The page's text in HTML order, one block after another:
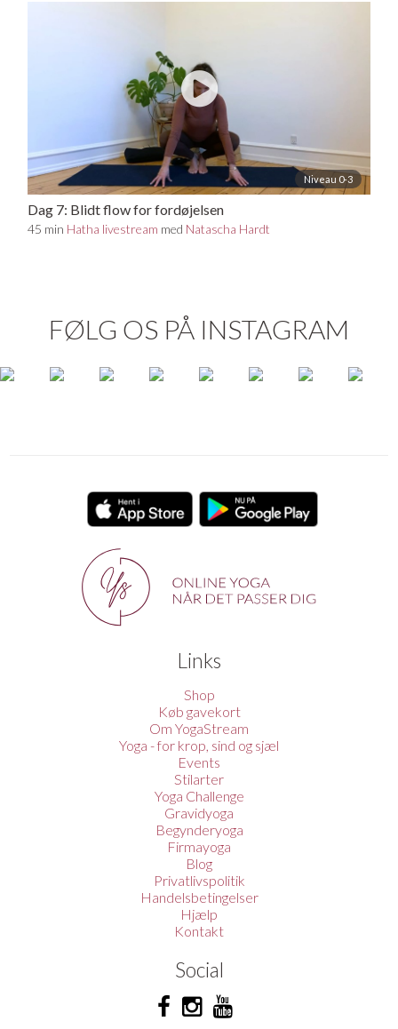
Niveau 0-3
Dag 7: Blidt flow for fordøjelsen
45 min Hatha livestream med Natascha Hardt
FØLG OS PÅ INSTAGRAM
Links
Shop
Køb gavekort
Om YogaStream
Yoga - for krop, sind og sjæl
Events
Stilarter
Yoga Challenge
Gravidyoga
Begynderyoga
Firmayoga
Blog
Privatlivspolitik
Handelsbetingelser
Hjælp
Kontakt
Social